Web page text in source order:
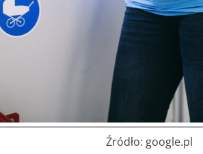
Źródło: google.pl